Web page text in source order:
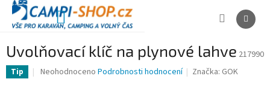
Přejít
obsah
NÁKUPNÍ
Uvolňovací klíč na plynové lahve 217990
Tip
Průměrné
Neohodnoceno Podrobnosti hodnocení Značka: GOK